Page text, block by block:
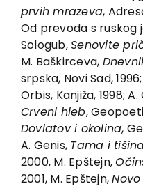
prvih mrazeva,
Od prevoda s ruskog
Sologub,Senovite
M. Baškirceva,
srpska, Novi Sad,
Orbis, Kanjiža, 1998; A.
Crveni hleb,
Dovlatov i okolina,
A. Genis, Tama i
2000, M. Epštejn,
2001, M. Epštejn,